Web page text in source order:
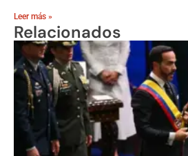
Leer más »
Relacionados